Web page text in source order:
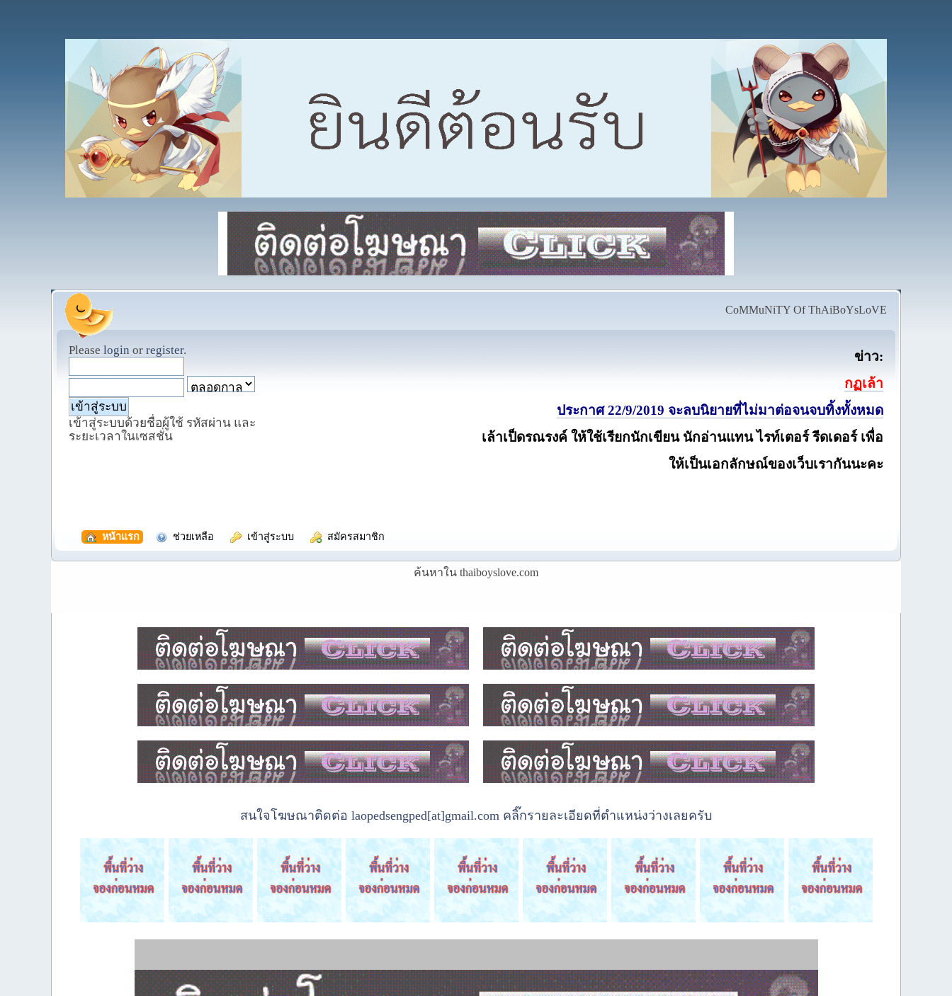
CoMMuNiTY Of ThAiBoYsLoVE
Please login or register.
เข้าสู่ระบบด้วยชื่อผู้ใช้ รหัสผ่าน และ
ระยะเวลาในเซสชั่น
ข่าว:
กฏเล้า
ประกาศ 22/9/2019 จะลบนิยายที่ไม่มาต่อจนจบทิ้งทั้งหมด
เล้าเป็ดรณรงค์ ให้ใช้เรียกนักเขียน นักอ่านแทน ไรท์เตอร์ รีดเดอร์ เพื่อ
ให้เป็นเอกลักษณ์ของเว็บเรากันนะคะ
หน้าแรก ช่วยเหลือ เข้าสู่ระบบ สมัครสมาชิก
ค้นหาใน thaiboyslove.com
สนใจโฆษณาติดต่อ laopedsengped[at]gmail.com คลิ๊กรายละเอียดที่ตำแหน่งว่างเลยครับ